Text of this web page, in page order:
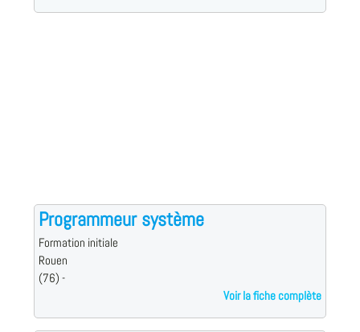
Programmeur système
Formation initiale
Rouen
(76) -
Voir la fiche complète